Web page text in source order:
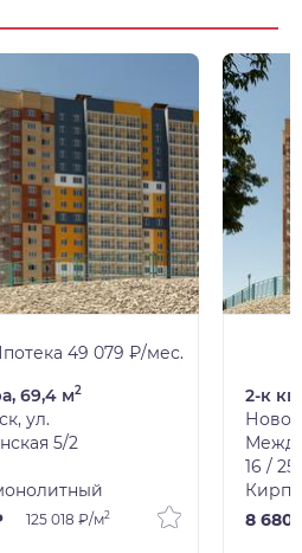
49 079 ₽/мес.
69,4 м2
ул.
5/2
125 018 ₽/м2
2-к
16 /
8 680